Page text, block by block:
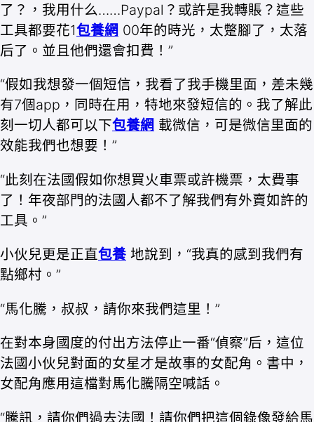
了？，我用什么……Paypal？或許是我轉賬？這些
工具都要花1包養網 00年的時光，太蹩腳了，太落
后了。並且他們還會扣費！”
“假如我想發一個短信，我看了我手機里面，差未幾
有7個app，同時在用，特地來發短信的。我了解此
刻一切人都可以下包養網 載微信，可是微信里面的
效能我們也想要！”
“此刻在法國假如你想買火車票或許機票，太費事
了！年夜部門的法國人都不了解我們有外賣如許的
工具。”
小伙兒更是正直包養 地說到，“我真的感到我們有
點鄉村。”
“馬化騰，叔叔，請你來我們這里！”
在對本身國度的付出方法停止一番“偵察”后，這位
法國小伙兒對面的女星才是故事的女配角。書中，
女配角應用這檔對馬化騰隔空喊話。
“騰訊，請你們過去法國！請你們把這個錄像發給馬